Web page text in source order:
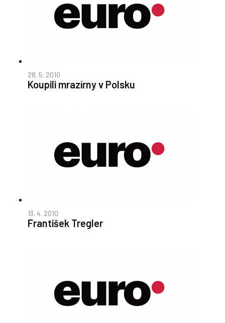
28. 5. 2010
Koupili mrazírny v Polsku
13. 4. 2010
František Tregler